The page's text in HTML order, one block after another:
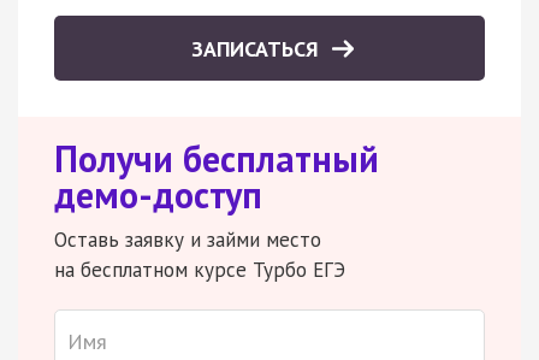
ЗАПИСАТЬСЯ
Получи бесплатный
демо-доступ
Оставь заявку и займи место
на бесплатном курсе Турбо ЕГЭ